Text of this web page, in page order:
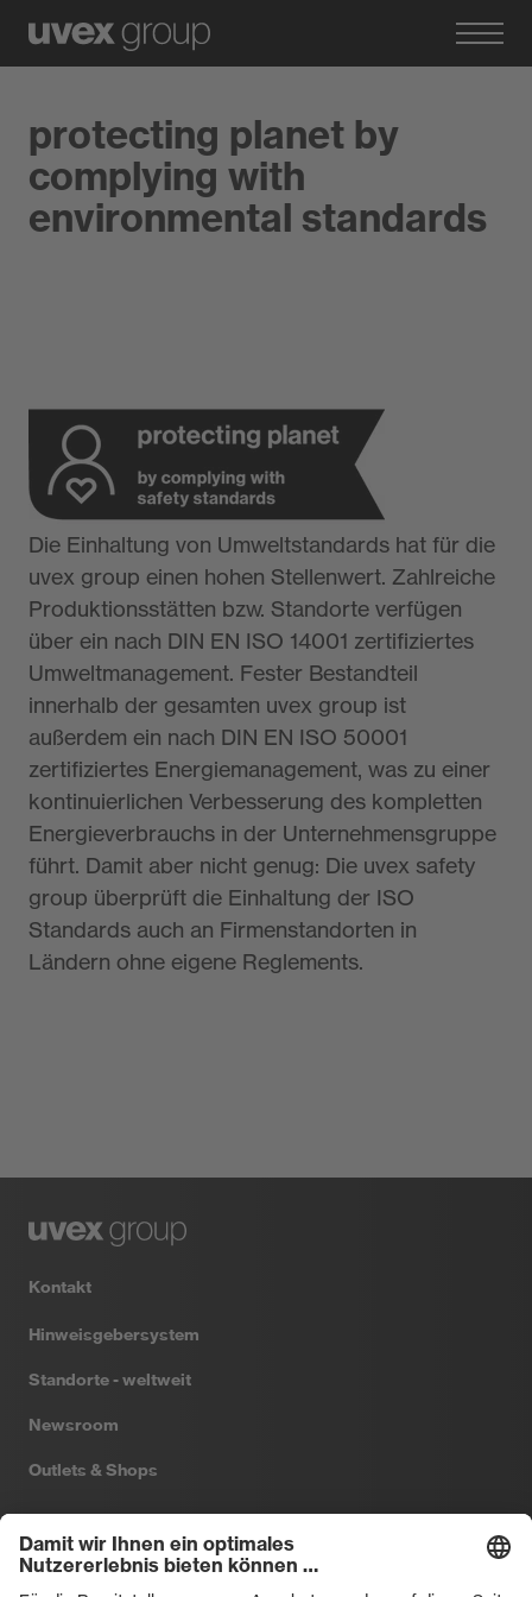
protecting planet by
complying with
environmental standards
Die Einhaltung von Umweltstandards hat für die
uvex group einen hohen Stellenwert. Zahlreiche
Produktionsstätten bzw. Standorte verfügen
über ein nach DIN EN ISO 14001 zertifiziertes
Umweltmanagement. Fester Bestandteil
innerhalb der gesamten uvex group ist
außerdem ein nach DIN EN ISO 50001
zertifiziertes Energiemanagement, was zu einer
kontinuierlichen Verbesserung des kompletten
Energieverbrauchs in der Unternehmensgruppe
führt. Damit aber nicht genug: Die uvex safety
group überprüft die Einhaltung der ISO
Standards auch an Firmenstandorten in
Ländern ohne eigene Reglements.
Kontakt
Hinweisgebersystem
Standorte - weltweit
Newsroom
Outlets & Shops
HexArmor
laservision
Primetta
uvex safety